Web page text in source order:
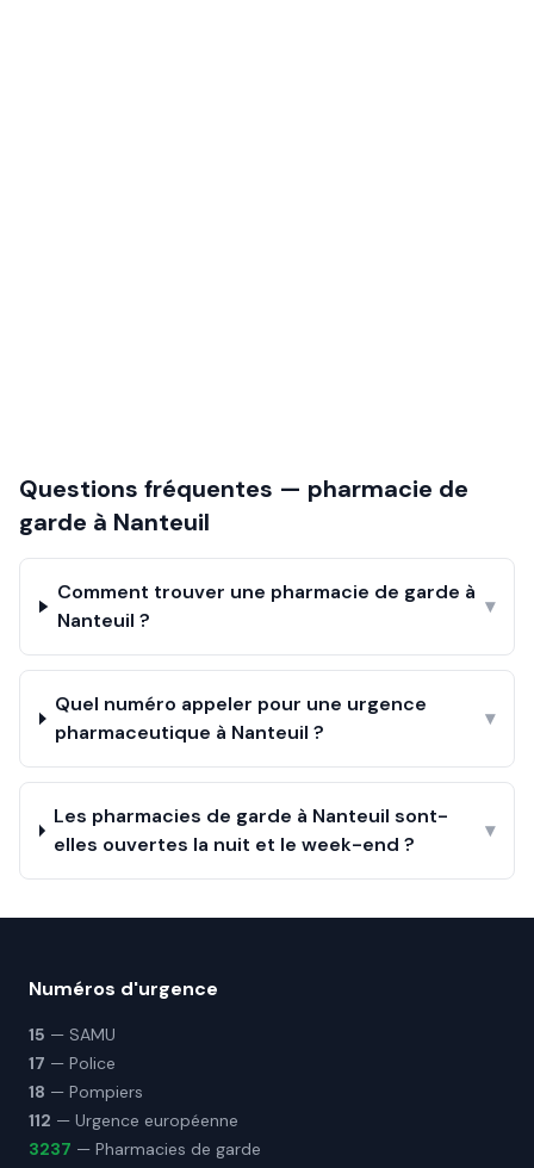
Questions fréquentes — pharmacie de
garde à Nanteuil
Comment trouver une pharmacie de garde à
Nanteuil ?
▾
Quel numéro appeler pour une urgence
pharmaceutique à Nanteuil ?
▾
Les pharmacies de garde à Nanteuil sont-
elles ouvertes la nuit et le week-end ?
▾
Numéros d'urgence
15 — SAMU
17 — Police
18 — Pompiers
112 — Urgence européenne
3237 — Pharmacies de garde